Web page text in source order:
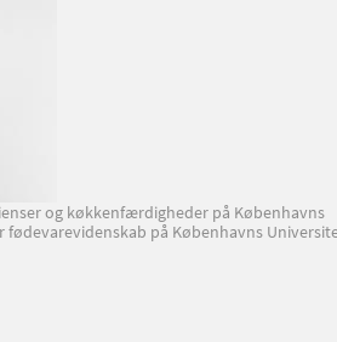
og køkkenfærdigheder på Københavns
på Københavns